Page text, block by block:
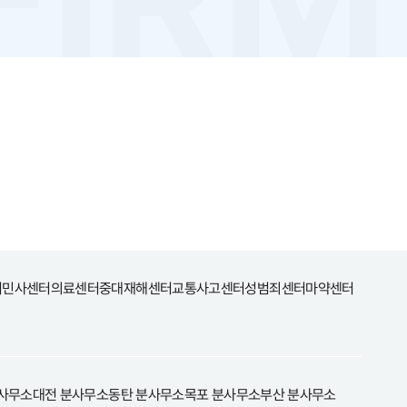
민사센터의료센터중대재해센터교통사고센터성범죄센터마약센터
무소대전 분사무소동탄 분사무소목포 분사무소부산 분사무소